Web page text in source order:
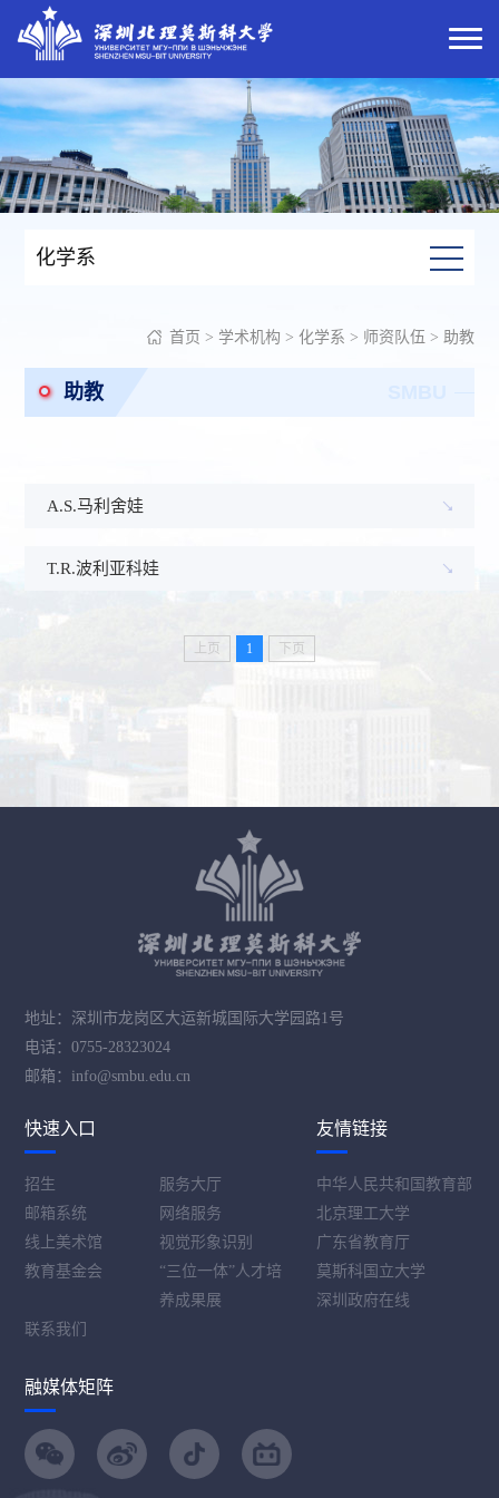
化学系
首页 > 学术机构 > 化学系 > 师资队伍 > 助教
助教
A.S.马利舍娃
T.R.波利亚科娃
上页 1 下页
地址：深圳市龙岗区大运新城国际大学园路1号
电话：0755-28323024
邮箱：info@smbu.edu.cn
快速入口
招生
服务大厅
邮箱系统
网络服务
线上美术馆
视觉形象识别
教育基金会
“三位一体”人才培
养成果展
联系我们
友情链接
中华人民共和国教育部
北京理工大学
广东省教育厅
莫斯科国立大学
深圳政府在线
融媒体矩阵